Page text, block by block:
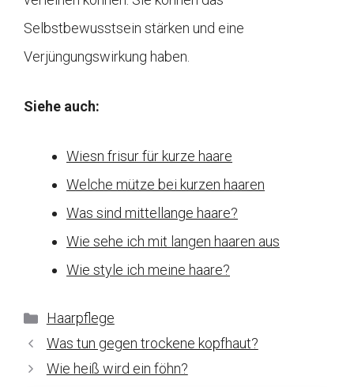
Selbstbewusstsein stärken und eine
Verjüngungswirkung haben.
Siehe auch:
Wiesn frisur für kurze haare
Welche mütze bei kurzen haaren
Was sind mittellange haare?
Wie sehe ich mit langen haaren aus
Wie style ich meine haare?
Kategorien
Haarpflege
Was tun gegen trockene kopfhaut?
Wie heiß wird ein föhn?